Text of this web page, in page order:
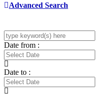
Advanced Search
Date from :
Date to :